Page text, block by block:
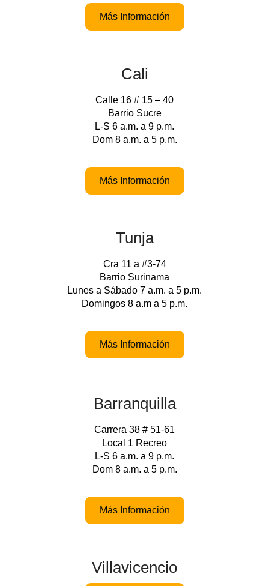
Más Información
Cali
Calle 16 # 15 – 40
Barrio Sucre
L-S 6 a.m. a 9 p.m.
Dom 8 a.m. a 5 p.m.
Más Información
Tunja
Cra 11 a #3-74
Barrio Surinama
Lunes a Sábado 7 a.m. a 5 p.m.
Domingos 8 a.m a 5 p.m.
Más Información
Barranquilla
Carrera 38 # 51-61
Local 1 Recreo
L-S 6 a.m. a 9 p.m.
Dom 8 a.m. a 5 p.m.
Más Información
Villavicencio